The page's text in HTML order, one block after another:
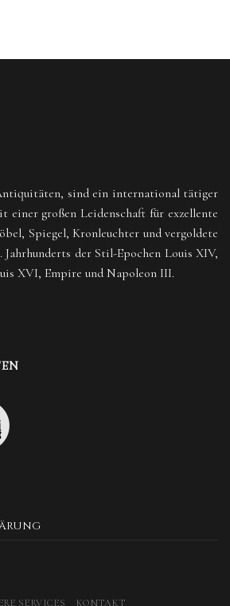
sind ein international tätiger
einer großen Leidenschaft für exzellente
Spiegel, Kronleuchter und vergoldete
Jahrhunderts der Stil-Epochen Louis XIV,
XVI, Empire und Napoleon III.
SERVICES KONTAKT